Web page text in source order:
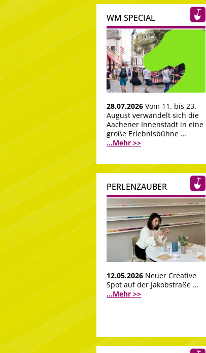
WM SPECIAL
28.07.2026 Vom 11. bis 23.
August verwandelt sich die
Aachener Innenstadt in eine
große Erlebnisbühne …
...Mehr >>
PERLENZAUBER
12.05.2026 Neuer Creative
Spot auf der Jakobstraße …
...Mehr >>